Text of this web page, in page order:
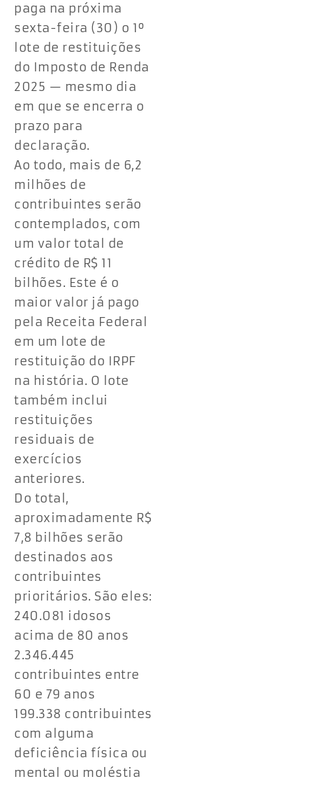
paga na próxima
sexta-feira (30) o 1º
lote de restituições
do Imposto de Renda
2025 — mesmo dia
em que se encerra o
prazo para
declaração.
Ao todo, mais de 6,2
milhões de
contribuintes serão
contemplados, com
um valor total de
crédito de R$ 11
bilhões. Este é o
maior valor já pago
pela Receita Federal
em um lote de
restituição do IRPF
na história. O lote
também inclui
restituições
residuais de
exercícios
anteriores.
Do total,
aproximadamente R$
7,8 bilhões serão
destinados aos
contribuintes
prioritários. São eles:
240.081 idosos
acima de 80 anos
2.346.445
contribuintes entre
60 e 79 anos
199.338 contribuintes
com alguma
deficiência física ou
mental ou moléstia